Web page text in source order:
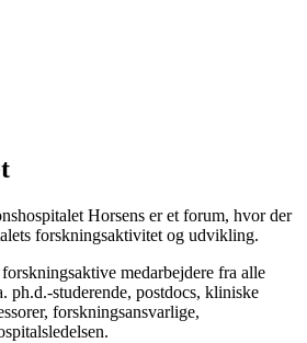
Horsens er et forum, hvor der
forskningsaktivitet og udvikling.
medarbejdere fra alle
ph.d.-studerende, postdocs, kliniske
forskningsansvarlige,